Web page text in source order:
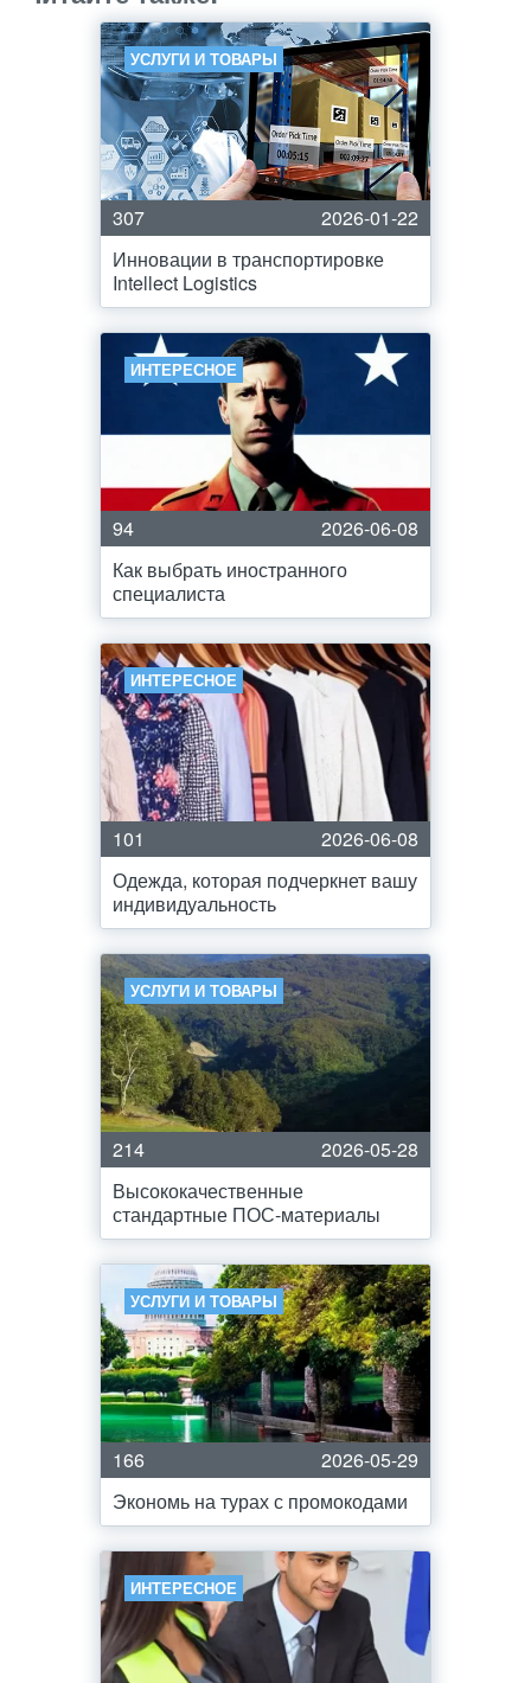
УСЛУГИ И ТОВАРЫ
307
2026-01-22
Инновации в транспортировке
Intellect Logistics
ИНТЕРЕСНОЕ
94
2026-06-08
Как выбрать иностранного
специалиста
ИНТЕРЕСНОЕ
101
2026-06-08
Одежда, которая подчеркнет вашу
индивидуальность
УСЛУГИ И ТОВАРЫ
214
2026-05-28
Высококачественные
стандартные ПОС-материалы
УСЛУГИ И ТОВАРЫ
166
2026-05-29
Экономь на турах с промокодами
ИНТЕРЕСНОЕ